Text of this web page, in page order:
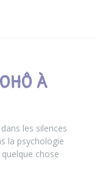
À
les silences
la psychologie
chose